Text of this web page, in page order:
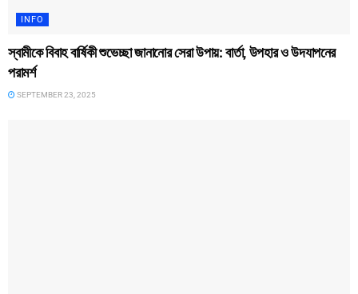
INFO
স্বামীকে বিবাহ বার্ষিকী শুভেচ্ছা জানানোর সেরা উপায়: বার্তা, উপহার ও উদযাপনের
পরামর্শ
SEPTEMBER 23, 2025